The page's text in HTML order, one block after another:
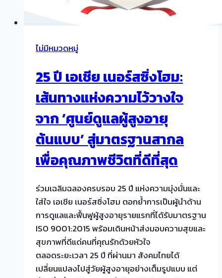
ไม่มีหมวดหมู่
25 ปี เอเชีย เนอร์สซิ่งโฮม:
เส้นทางแห่งความไว้วางใจ
จาก ‘ศูนย์ดูแลผู้สูงอายุ
ต้นแบบ’ สู่มาตรฐานสากล
เพื่อคุณภาพชีวิตที่ดีที่สุด
ร่วมเฉลิมฉลองครบรอบ 25 ปี แห่งความมุ่งมั่นและ
ใส่ใจ เอเชีย เนอร์สซิ่งโฮม ตอกย้ำการเป็นผู้นำด้าน
การดูแลและฟื้นฟูผู้สูงอายุรายแรกที่ได้รับมาตรฐาน
ISO 9001:2015 พร้อมเดินหน้าส่งมอบความสุขและ
สุขภาพที่ดีแด่คนที่คุณรักด้วยหัวใจ
ตลอดระยะเวลา 25 ปี ที่ผ่านมา สังคมไทยได้
เปลี่ยนแปลงไปสู่วัยผู้สูงอายุอย่างเต็มรูปแบบ แต่